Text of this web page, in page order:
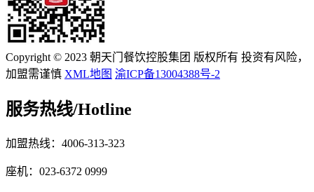
Copyright © 2023 朝天门餐饮控股集团 版权所有 投资有风险，
加盟需谨慎 XML地图 渝ICP备13004388号-2
服务热线/Hotline
加盟热线：4006-313-323
座机：023-6372 0999